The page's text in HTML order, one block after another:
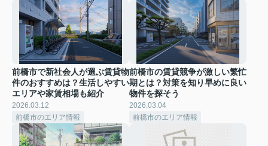
前橋市で新社会人が選ぶ賃貸物
件のおすすめは？生活しやすい
エリアや家賃相場も紹介
2026.03.12
前橋市のエリア情報
前橋市の賃貸競争が激しい繁忙
期とは？対策を知り早めに良い
物件を探そう
2026.03.04
前橋市のエリア情報